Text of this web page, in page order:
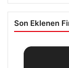
Son Eklenen